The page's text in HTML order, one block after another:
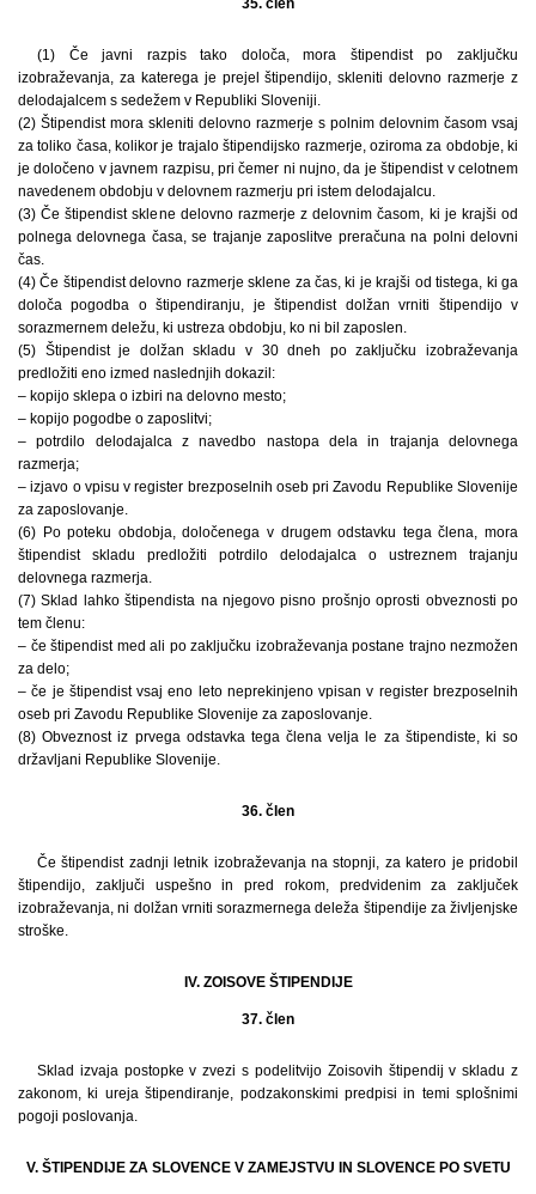
(1) Če javni razpis tako določa, mora štipendist po zaključku
izobraževanja, za katerega je prejel štipendijo, skleniti delovno razmerje z
delodajalcem s sedežem v Republiki Sloveniji.
(2) Štipendist mora skleniti delovno razmerje s polnim delovnim časom vsaj
za toliko časa, kolikor je trajalo štipendijsko razmerje, oziroma za obdobje, ki
je določeno v javnem razpisu, pri čemer ni nujno, da je štipendist v celotnem
navedenem obdobju v delovnem razmerju pri istem delodajalcu.
(3) Če štipendist sklene delovno razmerje z delovnim časom, ki je krajši od
polnega delovnega časa, se trajanje zaposlitve preračuna na polni delovni
čas.
(4) Če štipendist delovno razmerje sklene za čas, ki je krajši od tistega, ki ga
določa pogodba o štipendiranju, je štipendist dolžan vrniti štipendijo v
sorazmernem deležu, ki ustreza obdobju, ko ni bil zaposlen.
(5) Štipendist je dolžan skladu v 30 dneh po zaključku izobraževanja
predložiti eno izmed naslednjih dokazil:
– kopijo sklepa o izbiri na delovno mesto;
– kopijo pogodbe o zaposlitvi;
– potrdilo delodajalca z navedbo nastopa dela in trajanja delovnega
razmerja;
– izjavo o vpisu v register brezposelnih oseb pri Zavodu Republike Slovenije
za zaposlovanje.
(6) Po poteku obdobja, določenega v drugem odstavku tega člena, mora
štipendist skladu predložiti potrdilo delodajalca o ustreznem trajanju
delovnega razmerja.
(7) Sklad lahko štipendista na njegovo pisno prošnjo oprosti obveznosti po
tem členu:
– če štipendist med ali po zaključku izobraževanja postane trajno nezmožen
za delo;
– če je štipendist vsaj eno leto neprekinjeno vpisan v register brezposelnih
oseb pri Zavodu Republike Slovenije za zaposlovanje.
(8) Obveznost iz prvega odstavka tega člena velja le za štipendiste, ki so
državljani Republike Slovenije.
36. člen
Če štipendist zadnji letnik izobraževanja na stopnji, za katero je pridobil
štipendijo, zaključi uspešno in pred rokom, predvidenim za zaključek
izobraževanja, ni dolžan vrniti sorazmernega deleža štipendije za življenjske
stroške.
IV. ZOISOVE ŠTIPENDIJE
37. člen
Sklad izvaja postopke v zvezi s podelitvijo Zoisovih štipendij v skladu z
zakonom, ki ureja štipendiranje, podzakonskimi predpisi in temi splošnimi
pogoji poslovanja.
V. ŠTIPENDIJE ZA SLOVENCE V ZAMEJSTVU IN SLOVENCE PO SVETU